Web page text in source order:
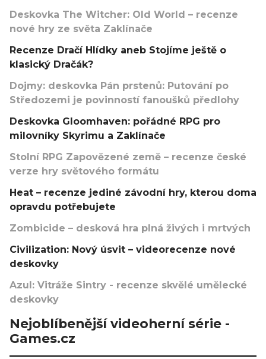
Deskovka The Witcher: Old World – recenze
nové hry ze světa Zaklínače
Recenze Dračí Hlídky aneb Stojíme ještě o
klasický Dračák?
Dojmy: deskovka Pán prstenů: Putování po
Středozemi je povinností fanoušků předlohy
Deskovka Gloomhaven: pořádné RPG pro
milovníky Skyrimu a Zaklínače
Stolní RPG Zapovězené země – recenze české
verze hry světového formátu
Heat – recenze jediné závodní hry, kterou doma
opravdu potřebujete
Zombicide – desková hra plná živých i mrtvých
Civilization: Nový úsvit – videorecenze nové
deskovky
Azul: Vitráže Sintry - recenze skvělé umělecké
deskovky
Nejoblíbenější videoherní série -
Games.cz